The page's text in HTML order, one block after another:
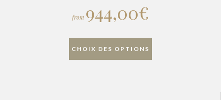
from 944,00€
CHOIX DES OPTIONS